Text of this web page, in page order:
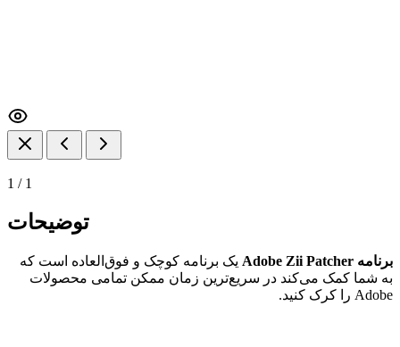
1 / 1
توضیحات
برنامه Adobe Zii Patcher
یک برنامه کوچک و فوق‌العاده است که
به شما کمک می‌کند در سریع‌ترین زمان ممکن تمامی محصولات
Adobe را کرک کنید.